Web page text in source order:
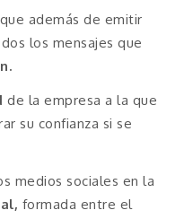
además de emitir
los mensajes que
de la empresa a la que
su confianza si se
medios sociales en la
formada entre el